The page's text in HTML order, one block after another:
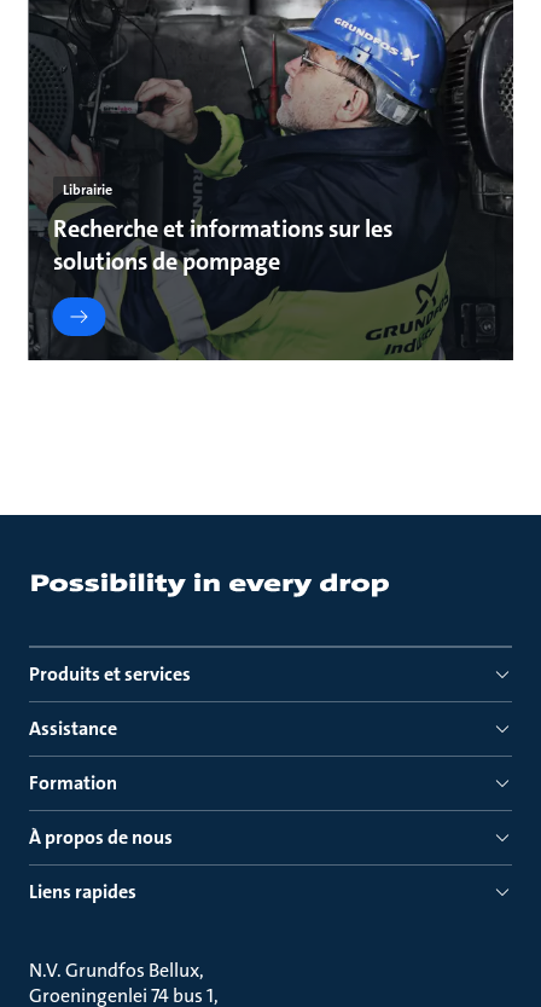
Librairie
Recherche et informations sur les
solutions de pompage
Produits et services
Assistance
Formation
À propos de nous
Liens rapides
N.V. Grundfos Bellux
Groeningenlei 74 bus 1